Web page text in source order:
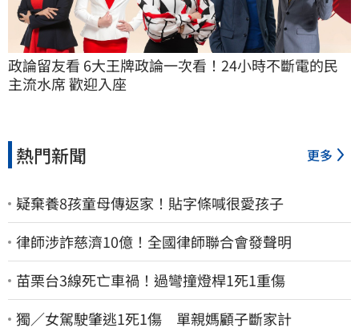
政論留友看 6大王牌政論一次看！24小時不斷電的民
主流水席 歡迎入座
熱門新聞 更多
疑棄養8孩童母傳返家！貼字條喊很愛孩子
律師涉詐慈濟10億！全國律師聯合會發聲明
苗栗台3線死亡車禍！過彎撞燈桿1死1重傷
獨／女駕駛肇逃1死1傷 單親媽顧子斷家計